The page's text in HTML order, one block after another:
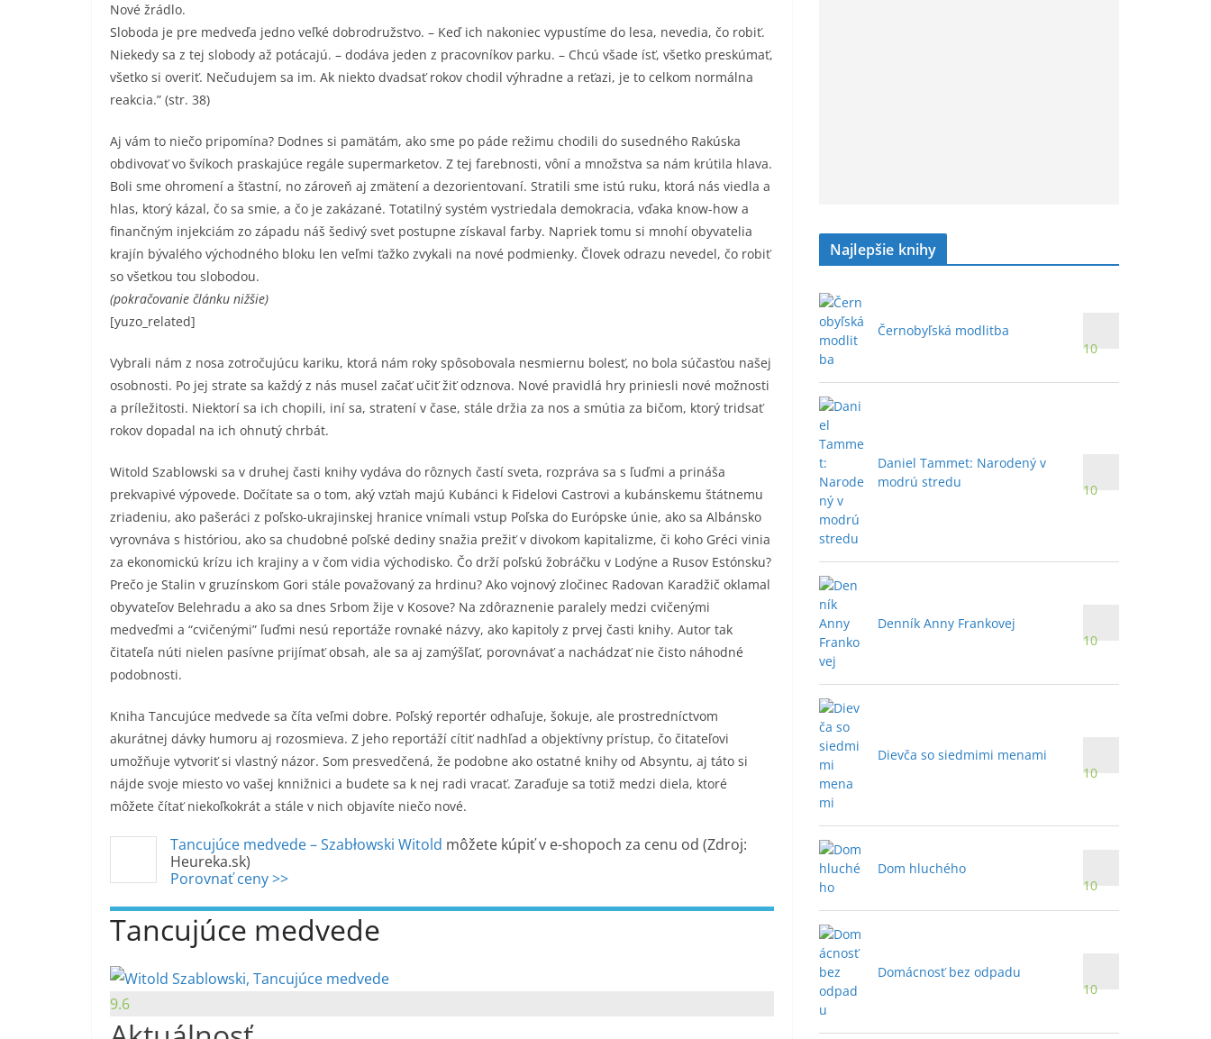
Nové žrádlo.
Sloboda je pre medveďa jedno veľké dobrodružstvo. – Keď ich nakoniec vypustíme do lesa, nevedia, čo robiť.
Niekedy sa z tej slobody až potácajú. – dodáva jeden z pracovníkov parku. – Chcú všade ísť, všetko preskúmať,
všetko si overiť. Nečudujem sa im. Ak niekto dvadsať rokov chodil výhradne a reťazi, je to celkom normálna
reakcia.” (str. 38)
Aj vám to niečo pripomína? Dodnes si pamätám, ako sme po páde režimu chodili do susedného Rakúska
obdivovať vo švíkoch praskajúce regále supermarketov. Z tej farebnosti, vôní a množstva sa nám krútila hlava.
Boli sme ohromení a šťastní, no zároveň aj zmätení a dezorientovaní. Stratili sme istú ruku, ktorá nás viedla a
hlas, ktorý kázal, čo sa smie, a čo je zakázané. Totatilný systém vystriedala demokracia, vďaka know-how a
finančným injekciám zo západu náš šedivý svet postupne získaval farby. Napriek tomu si mnohí obyvatelia
krajín bývalého východného bloku len veľmi ťažko zvykali na nové podmienky. Človek odrazu nevedel, čo robiť
so všetkou tou slobodou.
(pokračovanie článku nižšie)
[yuzo_related]
Vybrali nám z nosa zotročujúcu kariku, ktorá nám roky spôsobovala nesmiernu bolesť, no bola súčasťou našej
osobnosti. Po jej strate sa každý z nás musel začať učiť žiť odznova. Nové pravidlá hry priniesli nové možnosti
a príležitosti. Niektorí sa ich chopili, iní sa, stratení v čase, stále držia za nos a smútia za bičom, ktorý tridsať
rokov dopadal na ich ohnutý chrbát.
Witold Szablowski sa v druhej časti knihy vydáva do rôznych častí sveta, rozpráva sa s ľuďmi a prináša
prekvapivé výpovede. Dočítate sa o tom, aký vzťah majú Kubánci k Fidelovi Castrovi a kubánskemu štátnemu
zriadeniu, ako pašeráci z poľsko-ukrajinskej hranice vnímali vstup Poľska do Európske únie, ako sa Albánsko
vyrovnáva s históriou, ako sa chudobné poľské dediny snažia prežiť v divokom kapitalizme, či koho Gréci vinia
za ekonomickú krízu ich krajiny a v čom vidia východisko. Čo drží poľskú žobráčku v Lodýne a Rusov Estónsku?
Prečo je Stalin v gruzínskom Gori stále považovaný za hrdinu? Ako vojnový zločinec Radovan Karadžič oklamal
obyvateľov Belehradu a ako sa dnes Srbom žije v Kosove? Na zdôraznenie paralely medzi cvičenými
medveďmi a “cvičenými” ľuďmi nesú reportáže rovnaké názvy, ako kapitoly z prvej časti knihy. Autor tak
čitateľa núti nielen pasívne prijímať obsah, ale sa aj zamýšľať, porovnávať a nachádzať nie čisto náhodné
podobnosti.
Kniha Tancujúce medvede sa číta veľmi dobre. Poľský reportér odhaľuje, šokuje, ale prostredníctvom
akurátnej dávky humoru aj rozosmieva. Z jeho reportáží cítiť nadhľad a objektívny prístup, čo čitateľovi
umožňuje vytvoriť si vlastný názor. Som presvedčená, že podobne ako ostatné knihy od Absyntu, aj táto si
nájde svoje miesto vo vašej knnižnici a budete sa k nej radi vracať. Zaraďuje sa totiž medzi diela, ktoré
môžete čítať niekoľkokrát a stále v nich objavíte niečo nové.
Tancujúce medvede – Szabłowski Witold môžete kúpiť v e-shopoch za cenu od (Zdroj:
Heureka.sk)
Porovnať ceny >>
Tancujúce medvede
9.6
Najlepšie knihy
Černobyľská modlitba
10
Daniel Tammet: Narodený v
modrú stredu
10
Denník Anny Frankovej
10
Dievča so siedmimi menami
10
Dom hluchého
10
Domácnosť bez odpadu
10